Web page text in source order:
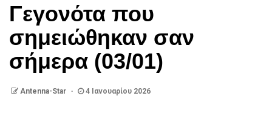
Γεγονότα που
σημειώθηκαν σαν
σήμερα (03/01)
Antenna-Star 4 Ιανουαρίου 2026